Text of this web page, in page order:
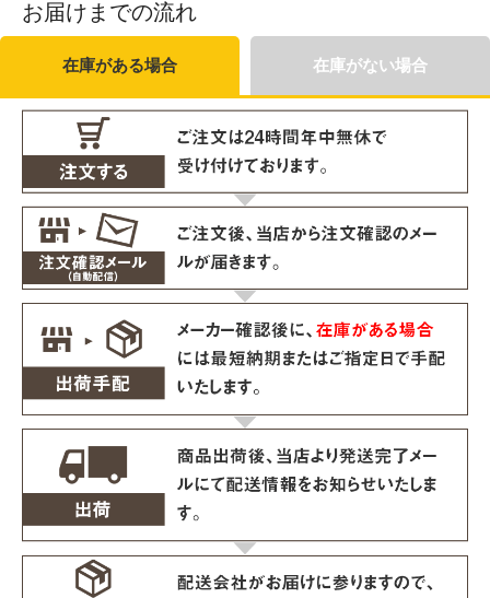
お届けまでの流れ
在庫がある場合 在庫がない場合